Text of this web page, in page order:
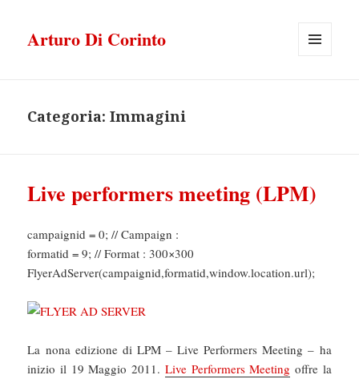
Arturo Di Corinto
Categoria:Immagini
Live performers meeting (LPM)
campaignid = 0; // Campaign :
formatid = 9; // Format : 300×300
FlyerAdServer(campaignid,formatid,window.location.url);
La nona edizione di LPM – Live Performers Meeting – ha
inizio il 19 Maggio 2011. Live Performers Meeting offre la